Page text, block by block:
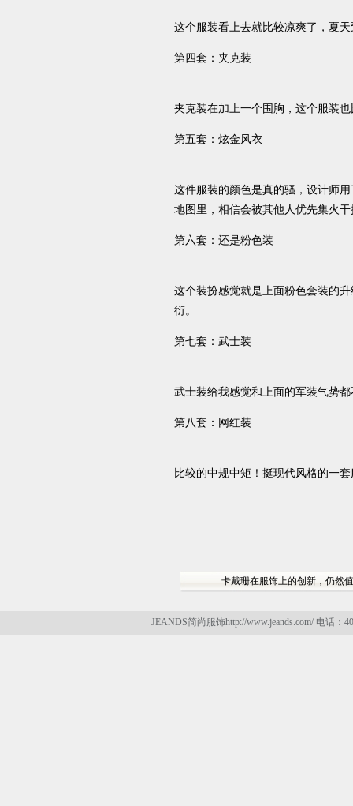
这个服装看上去就比较凉爽了，夏
第四套：夹克装
夹克装在加上一个围胸，这个服装
第五套：炫金风衣
这件服装的颜色是真的骚，设计师
地图里，相信会被其他人优先集火干
第六套：还是粉色装
这个装扮感觉就是上面粉色套装的
衍。
第七套：武士装
武士装给我感觉和上面的军装气势
第八套：网红装
比较的中规中矩！挺现代风格的一
卡戴珊在服饰上的创新，仍然
JEANDS简尚服饰http://www.jeands.com/ 电话：